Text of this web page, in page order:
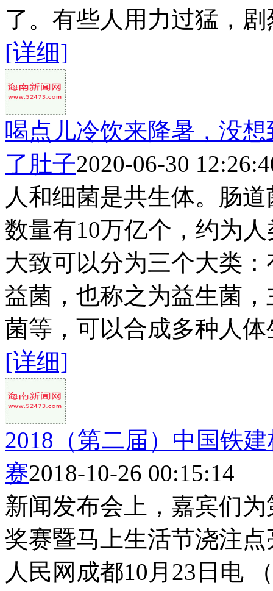
了。有些人用力过猛，
[详细]
喝点儿冷饮来降暑，没
了肚子2020-06-30
人和细菌是共生体。肠
数量有10万亿个，约为
大致可以分为三个大类
益菌，也称之为益生菌
菌等，可以合成多种人
[详细]
2018（第二届）中国铁
赛2018-10-26 00:15:14
新闻发布会上，嘉宾们
奖赛暨马上生活节浇注
人民网成都10月23日电